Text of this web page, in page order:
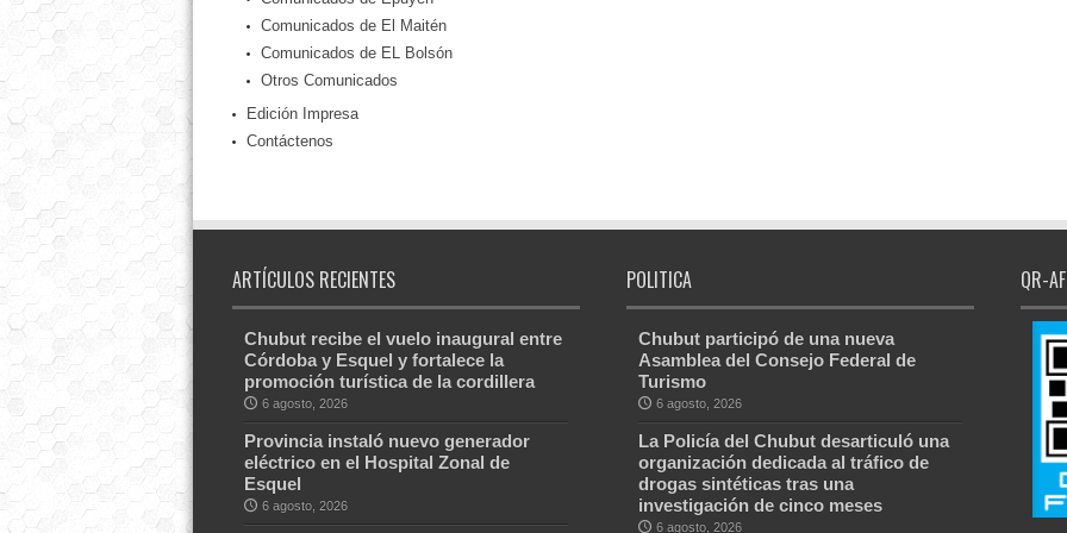
Comunicados de El Maitén
Comunicados de EL Bolsón
Otros Comunicados
Edición Impresa
Contáctenos
ARTÍCULOS RECIENTES
Chubut recibe el vuelo inaugural entre
Córdoba y Esquel y fortalece la
promoción turística de la cordillera
6 agosto, 2026
Provincia instaló nuevo generador
eléctrico en el Hospital Zonal de
Esquel
6 agosto, 2026
POLITICA
Chubut participó de una nueva
Asamblea del Consejo Federal de
Turismo
6 agosto, 2026
La Policía del Chubut desarticuló una
organización dedicada al tráfico de
drogas sintéticas tras una
investigación de cinco meses
6 agosto, 2026
QR-